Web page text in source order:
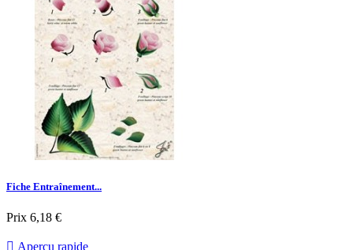
Fiche Entraînement...
Prix 6,18 €
 Aperçu rapide